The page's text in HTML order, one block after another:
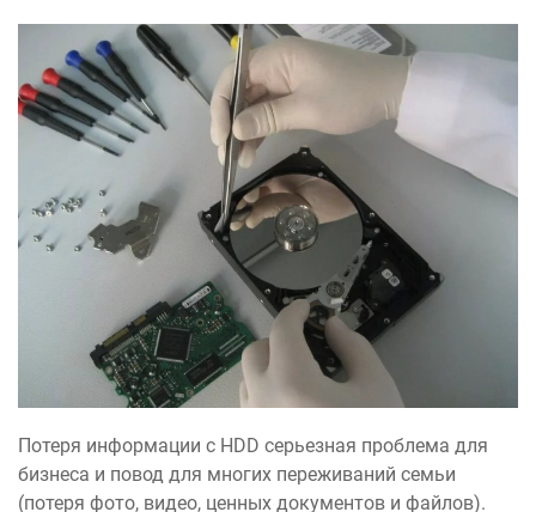
Потеря информации с HDD серьезная проблема для
бизнеса и повод для многих переживаний семьи
(потеря фото, видео, ценных документов и файлов).